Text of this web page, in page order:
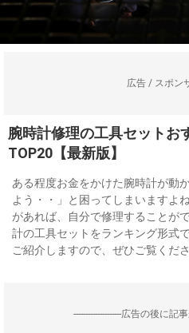
広告 / スポン
腕時計修理の工具セットお
TOP20【最新版】
ある程度お金をかけた腕時計が動
よう・・」と困ってしまいますよ
があれば、自分で修理することが
計の工具セットをランキング形式
ご紹介しますので、ぜひご覧くださ
--------------------広告の後に記